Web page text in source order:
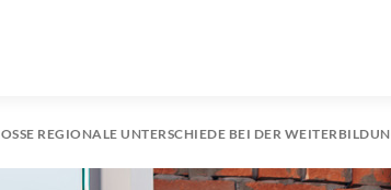
REGIONALE UNTERSCHIEDE BEI DER WEITERBILDUNG